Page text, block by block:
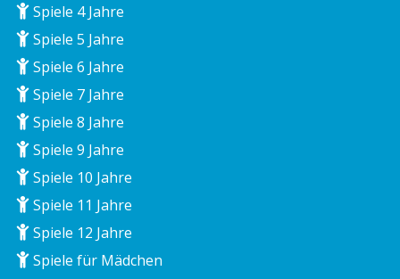
Spiele 4 Jahre
Spiele 5 Jahre
Spiele 6 Jahre
Spiele 7 Jahre
Spiele 8 Jahre
Spiele 9 Jahre
Spiele 10 Jahre
Spiele 11 Jahre
Spiele 12 Jahre
Spiele für Mädchen